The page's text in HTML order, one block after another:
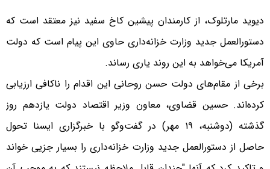
دیوید مارتلوک، از کارمندان پیشین کاخ سفید نیز معتقد است که
دستورالعمل جدید وزارت خزانه‌داری حاوی این پیام است که دولت
آمریکا می‌خواهد به این روند یاری رساند.
برخی از مقام‌های دولت حسن روحانی این اقدام را ناکافی ارزیابی
کرده‌اند. حسین قضاوی، معاون وزیر اقتصاد دولت یازدهم روز
گذشته (دوشنبه، ۱۹ مهر) در گفت‌وگو با خبرگزاری ایسنا تحول
حاصل از دستورالعمل جدید وزارت خزانه‌داری را بسیار جزیی خواند